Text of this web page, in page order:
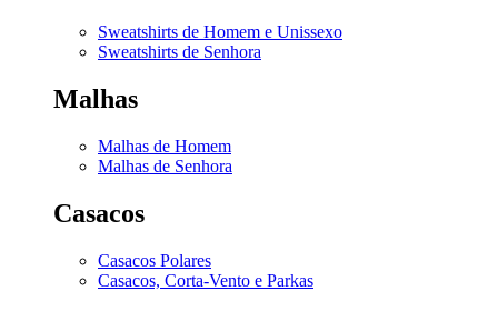
Sweatshirts de Homem e Unissexo
Sweatshirts de Senhora
Malhas
Malhas de Homem
Malhas de Senhora
Casacos
Casacos Polares
Casacos, Corta-Vento e Parkas